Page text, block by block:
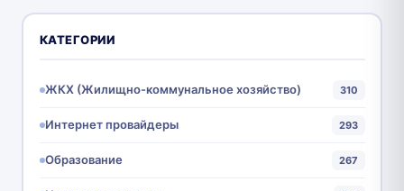
КАТЕГОРИИ
ЖКХ (Жилищно-коммунальное хозяйство) 310
Интернет провайдеры 293
Образование 267